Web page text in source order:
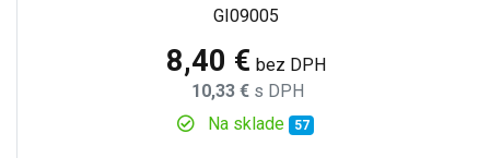
GI09005
8,40 € bez DPH
10,33 € s DPH
Na sklade
57